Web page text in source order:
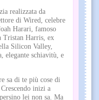
realizzata da
di Wired, celebre
Harari, famoso
Tristan Harris, ex
Silicon Valley,
elegante schiavitù, e
sa di te più cose di
inizi a
lei non sa. Ma